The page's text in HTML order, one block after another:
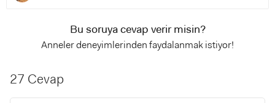
Bu soruya cevap verir misin?
Anneler deneyimlerinden faydalanmak istiyor!
27 Cevap